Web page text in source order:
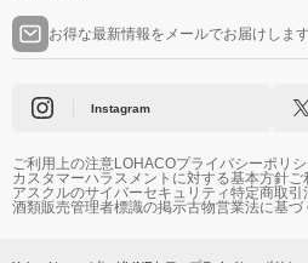
お得な最新情報をメールでお届けします
Instagram
ご利用上の注意LOHACOプライバシーポリ
カスタマーハラスメントに対する基本方針ご
アスクルのサイバーセキュリティ特定商取引
酒類販売管理者標識の掲示古物営業法に基づ